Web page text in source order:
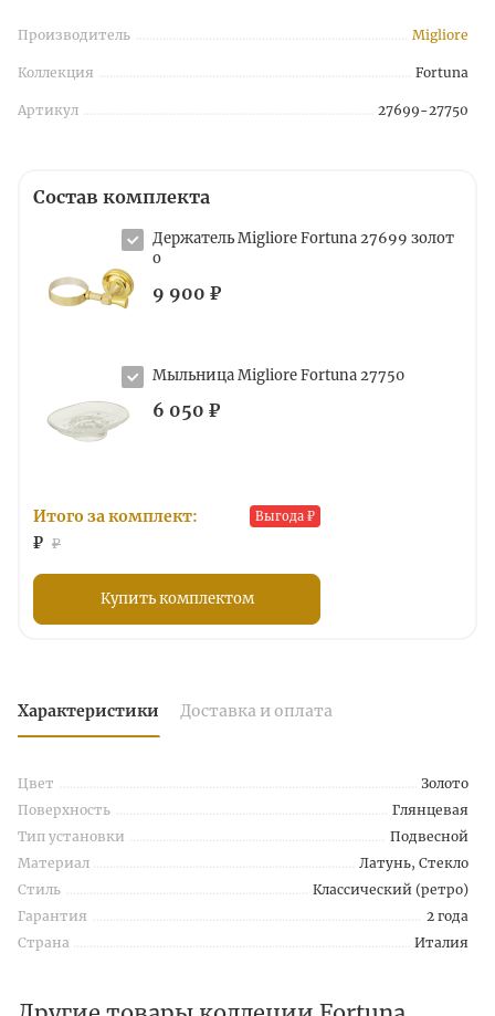
Производитель Migliore
Коллекция Fortuna
Артикул 27699-27750
Состав комплекта
9 900 ₽
Держатель Migliore Fortuna 27699 золот
о
6 050 ₽
Мыльница Migliore Fortuna 27750
Выгода ₽
Итого за комплект:
₽ ₽
Купить комплектом
Характеристики Доставка и оплата
Цвет
Золото
Поверхность
Глянцевая
Тип установки
Подвесной
Материал
Латунь, Стекло
Стиль
Классический (ретро)
Гарантия
2 года
Страна
Италия